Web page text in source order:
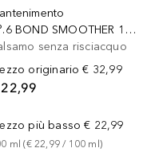
N°.6 BOND SMOOTHER 100ml
senza risciacquo
originario € 32,99
più basso € 22,99
ml (€ 22,99 / 100 ml)